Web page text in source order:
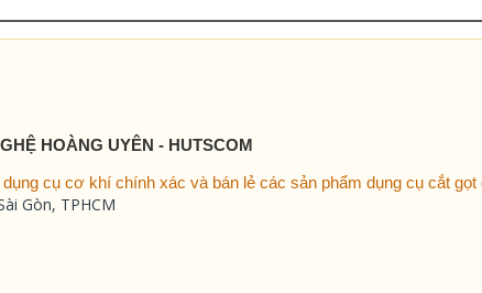
HOÀNG UYÊN - HUTSCOM
cụ cơ khí chính xác và bán lẻ các sản phẩm dụng cụ cắt
Gòn, TPHCM